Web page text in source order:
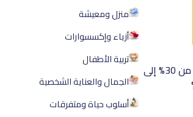
نمشي برومو كود: خصم من 30% إلى
منزل ومعيشة
أزياء وإكسسوارات
تربية الأطفال
الجمال والعناية الشخصية
أسلوب حياة ومتفرقات